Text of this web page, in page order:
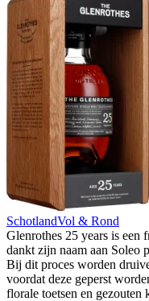
SchotlandVol & Rond
Glenrothes 25 years is een
dankt zijn naam aan Soleo
Bij dit proces worden
voordat deze geperst
florale toetsen en